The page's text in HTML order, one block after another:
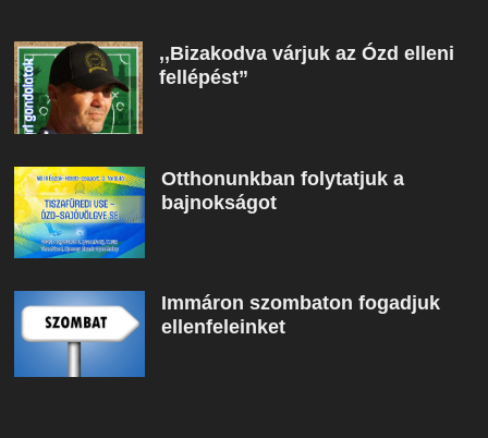
,,Bizakodva várjuk az Ózd elleni
fellépést”
Otthonunkban folytatjuk a
bajnokságot
Immáron szombaton fogadjuk
ellenfeleinket